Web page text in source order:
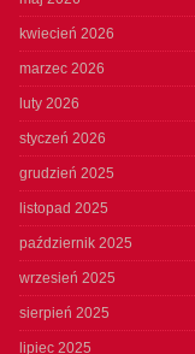
kwiecień 2026
marzec 2026
luty 2026
styczeń 2026
grudzień 2025
listopad 2025
październik 2025
wrzesień 2025
sierpień 2025
lipiec 2025